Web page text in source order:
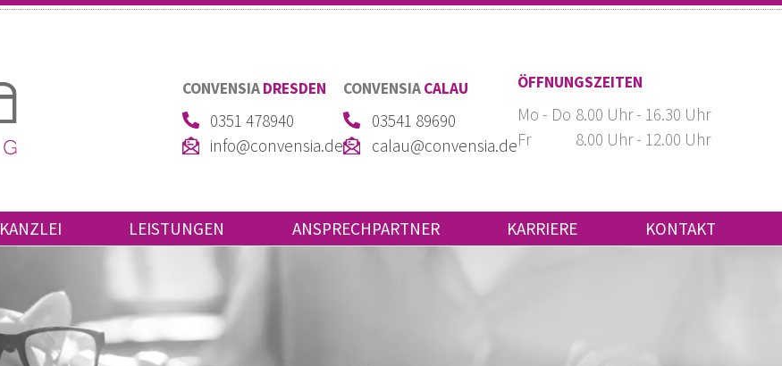
CONVENSIADRESDEN
0351 478940
info@convensia.de
CONVENSIACALAU
03541 89690
calau@convensia.de
ÖFFNUNGSZEITEN
Mo - Do 8.00 Uhr - 16.30 Uhr
Fr
8.00 Uhr - 12.00 Uhr
KANZLEI LEISTUNGEN ANSPRECHPARTNER KARRIERE KONTAKT